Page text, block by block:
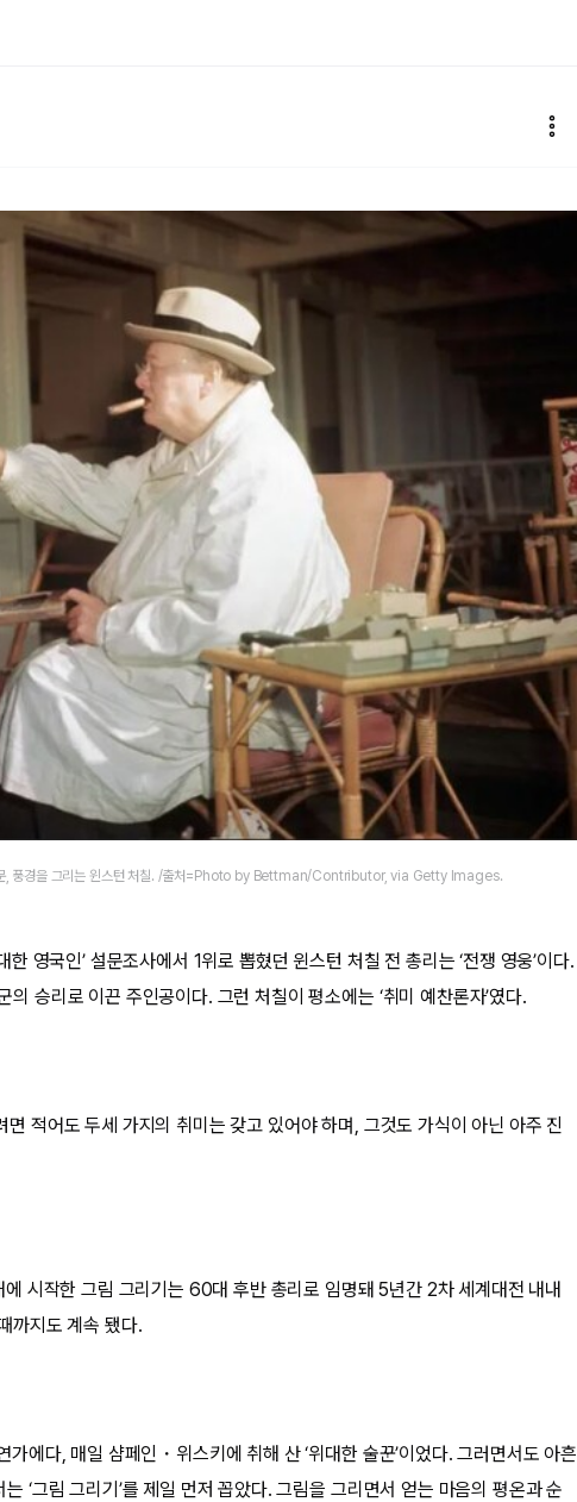
문, 풍경을 그리는 윈스턴 처칠. /출처=Photo by Bettman/Contributor, via Getty Images.
영국인’ 설문조사에서 1위로 뽑혔던 윈스턴 처칠 전 총리는 ‘전쟁 영웅’이다.
승리로 이끈 주인공이다. 그런 처칠이 평소에는 ‘취미 예찬론자’였다.
적어도 두세 가지의 취미는 갖고 있어야 하며, 그것도 가식이 아닌 아주 진
시작한 그림 그리기는 60대 후반 총리로 임명돼 5년간 2차 세계대전 내내
까지도 계속 됐다.
에다, 매일 샴페인・위스키에 취해 산 ‘위대한 술꾼’이었다. 그러면서도 아흔
‘그림 그리기’를 제일 먼저 꼽았다. 그림을 그리면서 얻는 마음의 평온과 순